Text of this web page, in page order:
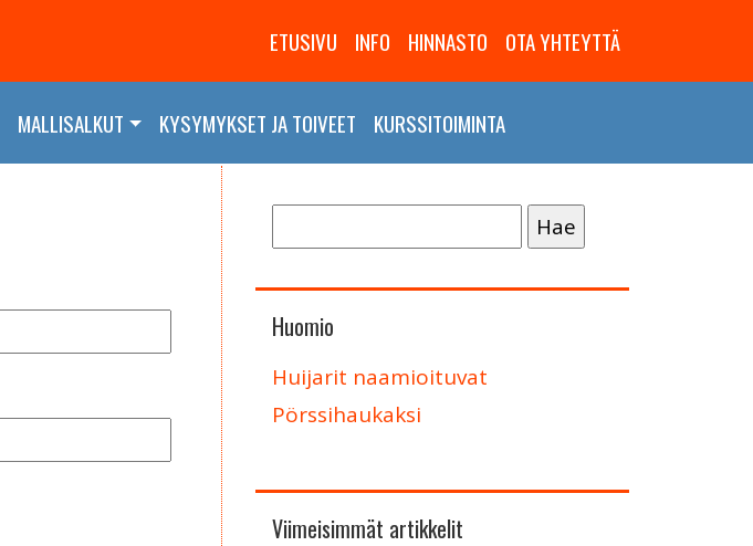
ETUSIVU INFO HINNASTO OTA YHTEYTTÄ
MALLISALKUT KYSYMYKSET JA TOIVEET KURSSITOIMINTA
Huomio
Huijarit naamioituvat
Pörssihaukaksi
Viimeisimmät artikkelit